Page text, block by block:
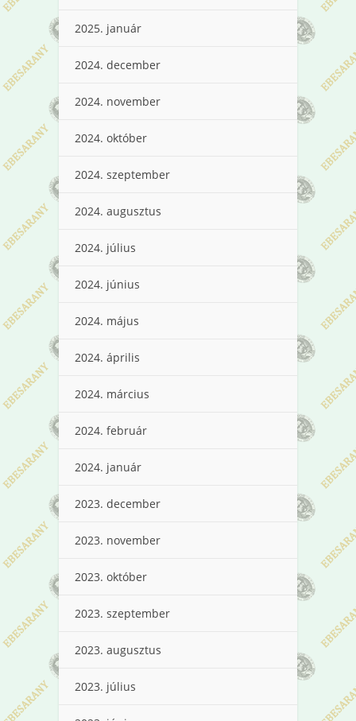
2025. január
2024. december
2024. november
2024. október
2024. szeptember
2024. augusztus
2024. július
2024. június
2024. május
2024. április
2024. március
2024. február
2024. január
2023. december
2023. november
2023. október
2023. szeptember
2023. augusztus
2023. július